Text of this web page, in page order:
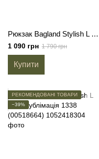
Рюкзак Bagland Stylish L 24 л. сублімація 1340 (00518664)
1 090 грн 1 790 грн
Купити
РЕКОМЕНДОВАНІ ТОВАРИ
−39%